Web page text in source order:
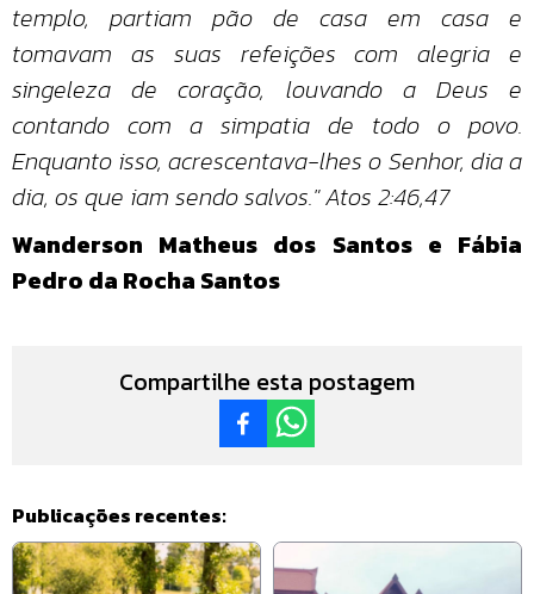
templo, partiam pão de casa em casa e
tomavam as suas refeições com alegria e
singeleza de coração, louvando a Deus e
contando com a simpatia de todo o povo.
Enquanto isso, acrescentava-lhes o Senhor, dia a
dia, os que iam sendo salvos." Atos 2:46,47
Wanderson Matheus dos Santos e Fábia
Pedro da Rocha Santos
Compartilhe esta postagem
Publicações recentes: